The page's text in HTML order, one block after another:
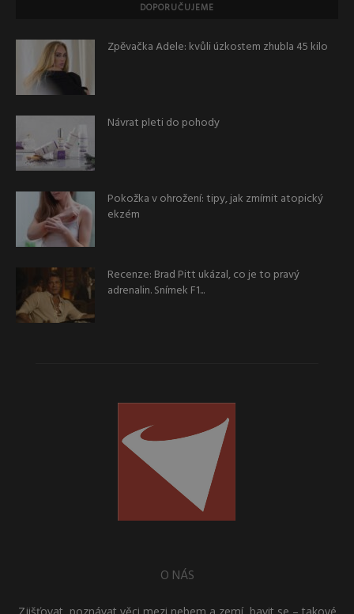
DOPORUČUJEME
Zpěvačka Adele: kvůli úzkostem zhubla 45 kilo
Návrat pleti do pohody
Pokožka v ohrožení: tipy, jak zmírnit atopický
ekzém
Recenze: Brad Pitt ukázal, co je to pravý
adrenalin. Snímek F1...
O NÁS